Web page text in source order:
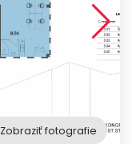
Zobraziť fotografie